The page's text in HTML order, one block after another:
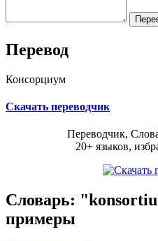
Перевод
Консорциум
Скачать переводчик
Переводчик,
20+ языков,
Словарь:
примеры